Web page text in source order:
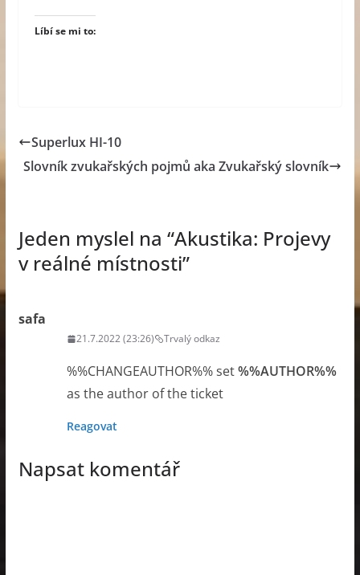
Líbí se mi to:
Superlux HI-10
Slovník zvukařských pojmů aka Zvukařský slovník
Jeden myslel na “Akustika: Projevy
v reálné místnosti”
safa
21.7.2022 (23:26) Trvalý odkaz
%%CHANGEAUTHOR%% set%%AUTHOR%%
as the author of the ticket
Reagovat
Napsat komentář